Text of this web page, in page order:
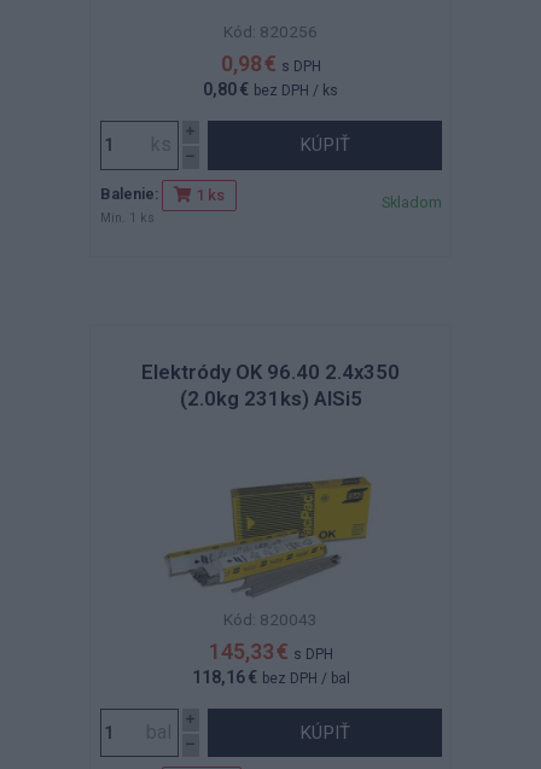
Kód: 820256
0,98 € s DPH
0,80 € bez DPH / ks
KÚPIŤ
Balenie: 1 ks
Min. 1 ks
Skladom
Elektródy OK 96.40 2.4x350
(2.0kg 231ks) AlSi5
Kód: 820043
145,33 € s DPH
118,16 € bez DPH / bal
KÚPIŤ